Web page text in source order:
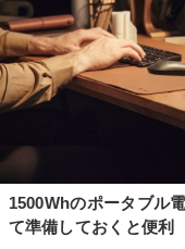
1500Whのポータブル
て準備しておくと便利